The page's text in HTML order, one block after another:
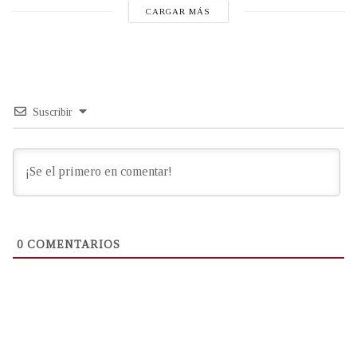
CARGAR MÁS
Suscribir
0 COMENTARIOS